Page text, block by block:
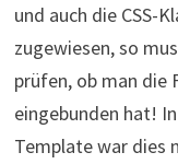
und auch die CSS-
zugewiesen, so
prüfen, ob man die
eingebunden hat!
Template war dies